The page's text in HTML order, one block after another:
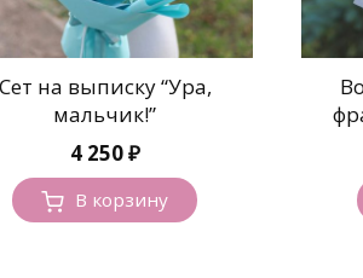
Сет на выписку “Ура,
мальчик!”
4 250₽
В корзину